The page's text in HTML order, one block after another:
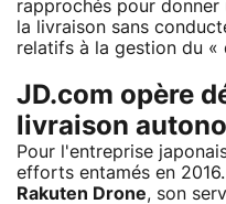
rapprochés pour
la livraison sans
relatifs à la gestion du «
JD.com opère
livraison
Pour l'entreprise
efforts entamés en
Rakuten Drone, son